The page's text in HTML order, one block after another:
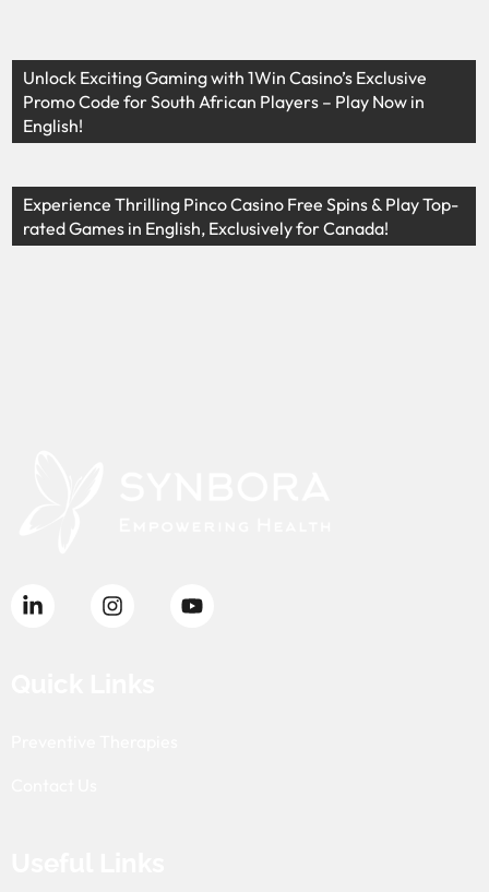
Unlock Exciting Gaming with 1Win Casino’s Exclusive
Promo Code for South African Players – Play Now in
English!
Experience Thrilling Pinco Casino Free Spins & Play Top-
rated Games in English, Exclusively for Canada!